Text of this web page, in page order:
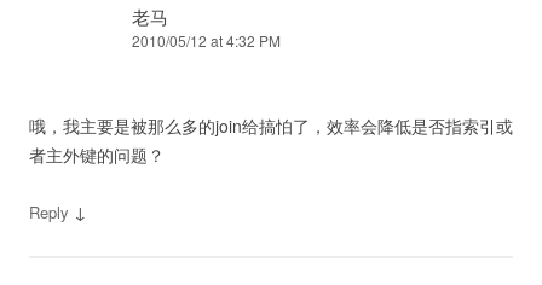
老马
2010/05/12 at 4:32 PM
哦，我主要是被那么多的join给搞怕了，效率会降低是否指索引或
者主外键的问题？
Reply ↓